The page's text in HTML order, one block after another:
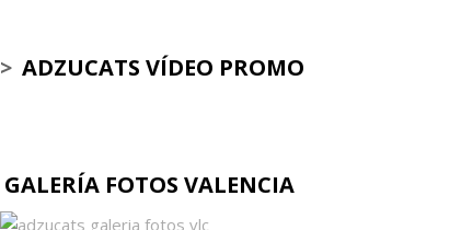
> ADZUCATS VÍDEO PROMO
GALERÍA FOTOS VALENCIA